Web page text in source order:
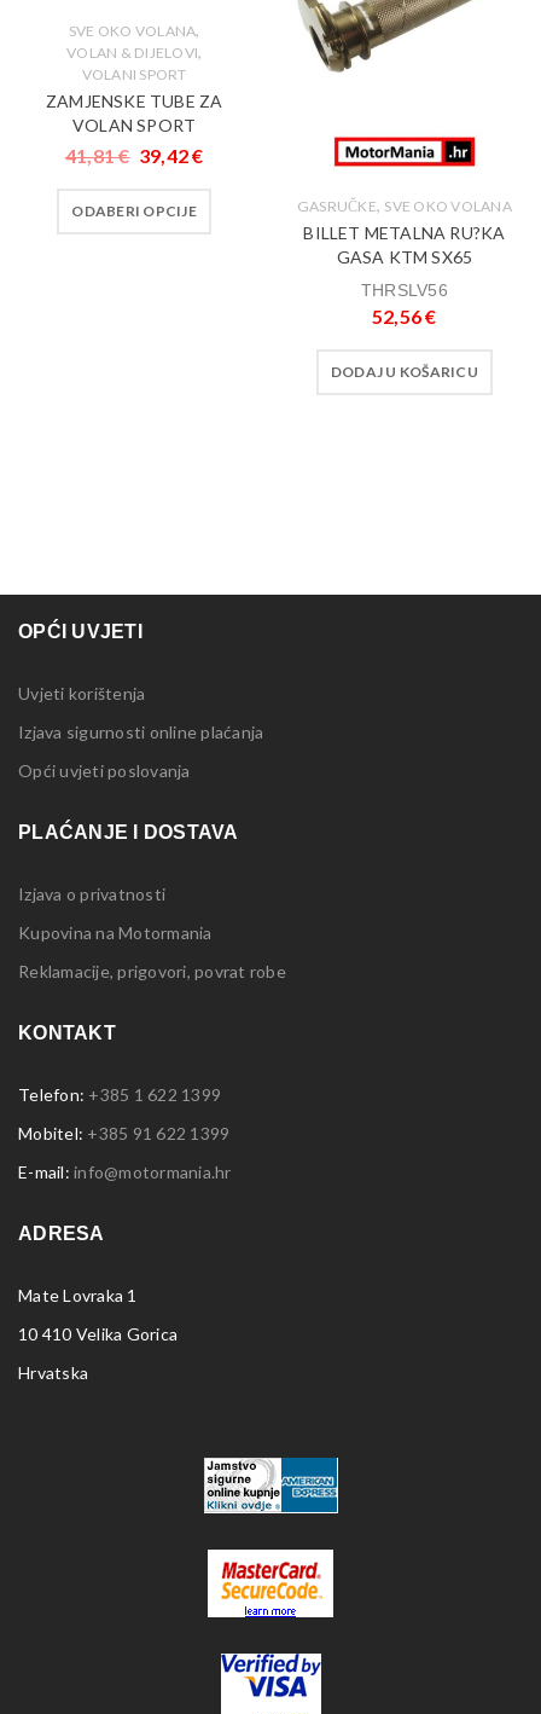
SVE OKO VOLANA,
VOLAN & DIJELOVI,
VOLANI SPORT
ZAMJENSKE TUBE ZA
VOLAN SPORT
41,81€ 39,42€
ODABERI OPCIJE GASRUČKE, SVE OKO VOLANA
BILLET METALNA RU?KA
GASA KTM SX65
THRSLV56
52,56€
DODAJ U KOŠARICU
OPĆI UVJETI
Uvjeti korištenja
Izjava sigurnosti online plaćanja
Opći uvjeti poslovanja
PLAĆANJE I DOSTAVA
Izjava o privatnosti
Kupovina na Motormania
Reklamacije, prigovori, povrat robe
KONTAKT
Telefon: +385 1 622 1399
Mobitel: +385 91 622 1399
E-mail: info@motormania.hr
ADRESA
Mate Lovraka 1
10 410 Velika Gorica
Hrvatska